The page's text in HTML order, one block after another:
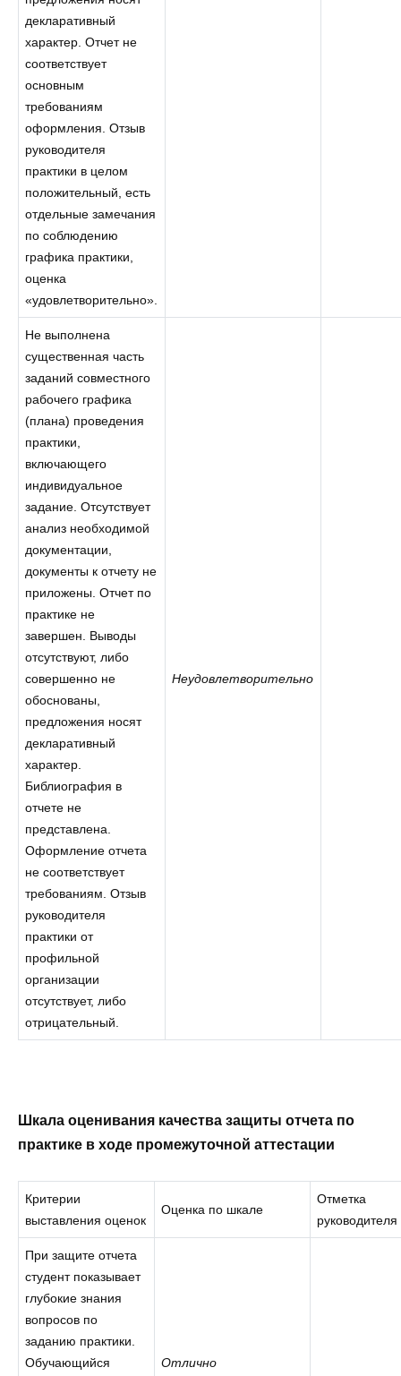
декларативный
характер. Отчет не
соответствует
основным
требованиям
оформления. Отзыв
руководителя
практики в целом
положительный, есть
отдельные замечания
по соблюдению
графика практики,
оценка
«удовлетворительно».
Не выполнена
существенная часть
заданий совместного
рабочего графика
(плана) проведения
практики,
включающего
индивидуальное
задание. Отсутствует
анализ необходимой
документации,
документы к отчету не
приложены. Отчет по
практике не
завершен. Выводы
отсутствуют, либо
совершенно не
обоснованы,
предложения носят
декларативный
характер.
Библиография в
отчете не
представлена.
Оформление отчета
не соответствует
требованиям. Отзыв
руководителя
практики от
профильной
организации
отсутствует, либо
отрицательный.
Неудовлетворительно
Шкала оценивания качества защиты отчета по
практике в ходе промежуточной аттестации
Критерии
выставления оценок
Оценка по шкале
Отметка
руководителя
При защите отчета
студент показывает
глубокие знания
вопросов по
заданию практики.
Обучающийся
Отлично